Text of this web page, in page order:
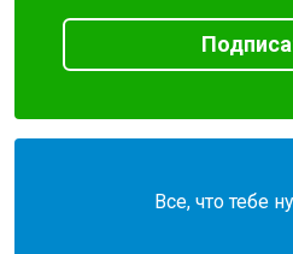
Все, что тебе